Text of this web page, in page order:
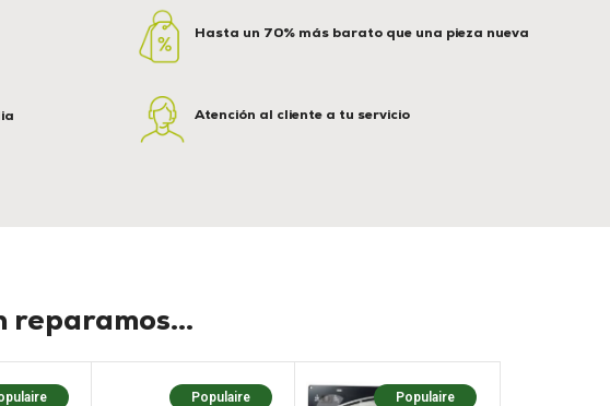
Hasta un 70% más barato que una pieza nueva
Atención al cliente a tu servicio
reparamos...
Populaire Populaire